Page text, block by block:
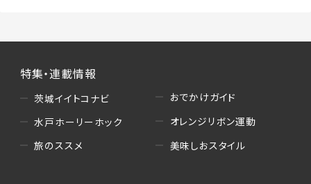
特集・連載情報
茨城イイトコナビ
水戸ホーリーホック
旅のススメ
おでかけガイド
オレンジリボン運動
美味しおスタイル